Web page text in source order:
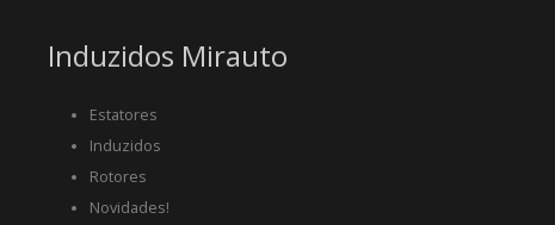
Induzidos Mirauto
Estatores
Induzidos
Rotores
Novidades!